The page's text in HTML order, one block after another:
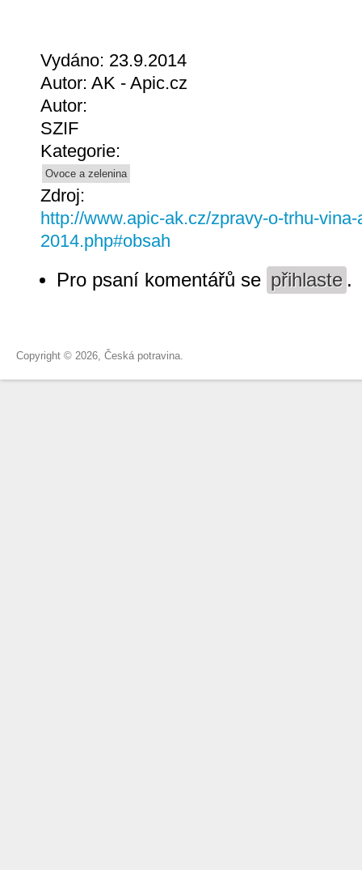
Vydáno: 23.9.2014
Autor: AK - Apic.cz
Autor:
SZIF
Kategorie:
Ovoce a zelenina
Zdroj:
http://www.apic-ak.cz/zpravy-o-trhu-
2014.php#obsah
Pro psaní komentářů se přihlaste .
Copyright © 2026, Česká potravina.